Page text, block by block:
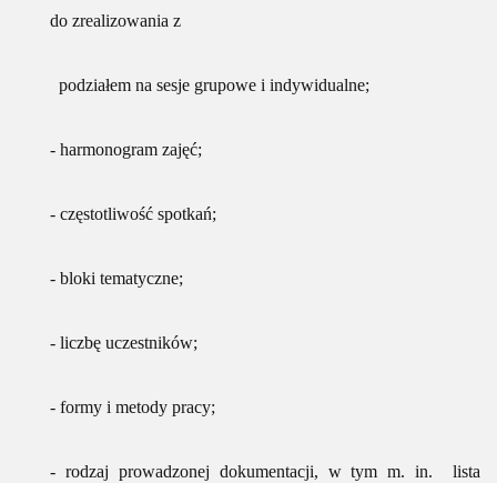
do zrealizowania z
podziałem na sesje grupowe i indywidualne;
- harmonogram zajęć;
- częstotliwość spotkań;
- bloki tematyczne;
- liczbę uczestników;
- formy i metody pracy;
- rodzaj prowadzonej dokumentacji, w tym m. in. lista